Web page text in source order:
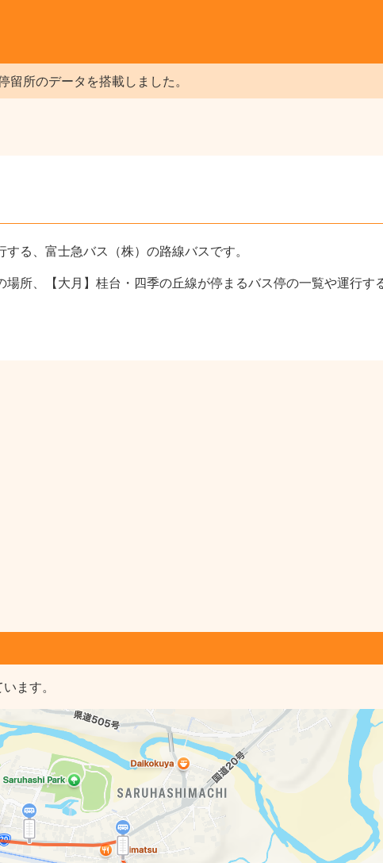
所のデータを搭載しました。
る、富士急バス（株）の路線バスです。
所、【大月】桂台・四季の丘線が停まるバス停の一覧や運行す
ます。